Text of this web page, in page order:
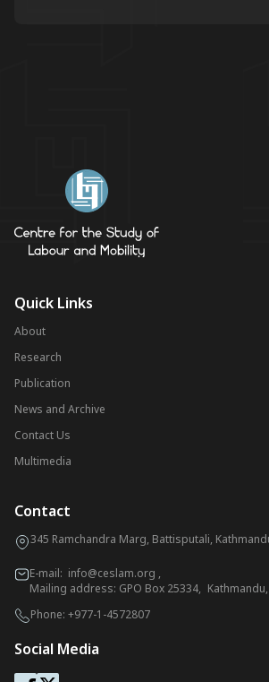
Quick Links
About
Research
Publication
News and Archive
Contact Us
Multimedia
Contact
345 Ramchandra Marg, Battisputali,
E-mail: info@ceslam.org ,
Mailing address: GPO Box 25334,
Phone: +977-1-4572807
Social Media